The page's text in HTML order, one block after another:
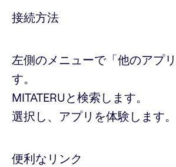
接続方法
左側のメニューで「他のアプ
す。
MITATERUと検索します。
選択し、アプリを体験します。
便利なリンク